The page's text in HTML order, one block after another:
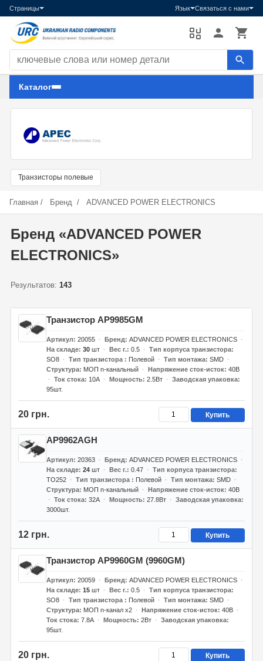
Страницы Язык Связаться с нами
Каталог
Транзисторы полевые
Главная / Бренд / ADVANCED POWER ELECTRONICS
Бренд «ADVANCED POWER
ELECTRONICS»
Результатов: 143
Транзистор AP9985GM
Артикул 20055 Бренд
ADVANCED POWER ELECTRONICS
На складе 30шт Вес г. 0.5
Тип корпуса транзистора
SO8
Тип транзистора Полевой Тип монтажа SMD
Структура
МОП n-канальный Напряжение сток-исток 40В
Ток стока
10А Мощность 2.5Вт
Заводская упаковка
95шт.
20 грн. Купить
AP9962AGH
Артикул 20363 Бренд
ADVANCED POWER ELECTRONICS
На складе 24шт Вес г. 0.47
Тип корпуса транзистора
TO252
Тип транзистора Полевой Тип монтажа SMD
Структура
МОП n-канальный Напряжение сток-исток 40В
Ток стока 32А Мощность 27.8Вт
Заводская упаковка
3000шт.
12 грн. Купить
Транзистор AP9960GM (9960GM)
Артикул 20059 Бренд
ADVANCED POWER ELECTRONICS
На складе 15шт Вес г. 0.5
Тип корпуса транзистора
SO8
Тип транзистора Полевой Тип монтажа SMD
Структура
МОП n-канал x2 Напряжение сток-исток 40В
Ток стока 7.8А Мощность 2Вт
Заводская упаковка
95шт.
20 грн. Купить